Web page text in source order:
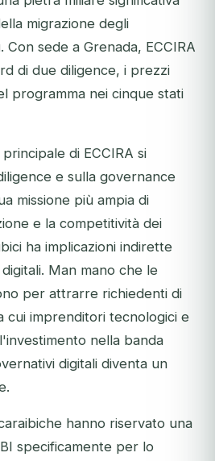
migrazione degli
Con sede a Grenada, ECCIRA
di due diligence, i prezzi
programma nei cinque stati
di ECCIRA si
e sulla governance
missione più ampia di
e la competitività dei
ha implicazioni indirette
Man mano che le
per attrarre richiedenti di
cui imprenditori tecnologici e
nella banda
digitali diventa un
hanno riservato una
specificamente per lo